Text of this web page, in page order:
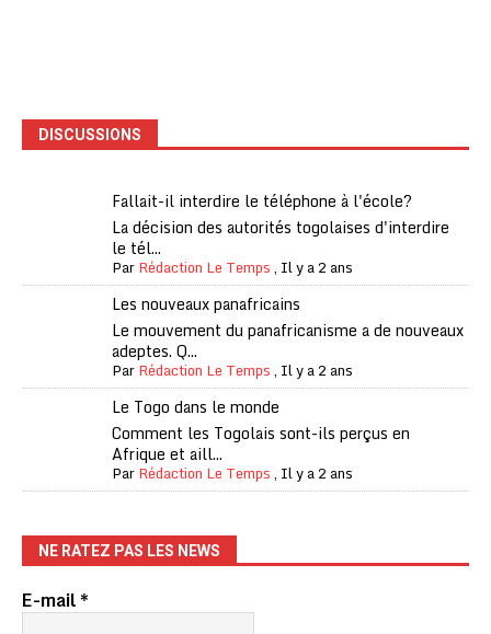
DISCUSSIONS
Fallait-il interdire le téléphone à l'école?
La décision des autorités togolaises d'interdire
le tél...
ParRédaction Le Temps, Il y a 2 ans
Les nouveaux panafricains
Le mouvement du panafricanisme a de nouveaux
adeptes. Q...
ParRédaction Le Temps, Il y a 2 ans
Le Togo dans le monde
Comment les Togolais sont-ils perçus en
Afrique et aill...
ParRédaction Le Temps, Il y a 2 ans
NE RATEZ PAS LES NEWS
E-mail*